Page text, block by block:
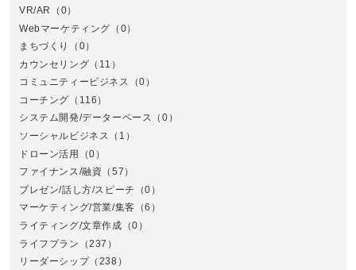
VR/AR
（0）
Webマーケティング （0）
まちづくり
（0）
カウンセリング （11）
コミュニティービジネス
（0）
コーチング （116）
システム開発/データーベース （0）
ソーシャルビジネス （1）
ドローン活用
（0）
ファイナンス/融資 （57）
プレゼン/話し方/スピーチ
（0）
マーケティング/営業/集客 （6）
ライティング/文章作成 （0）
ライフプラン
（237）
リーダーシップ（238）